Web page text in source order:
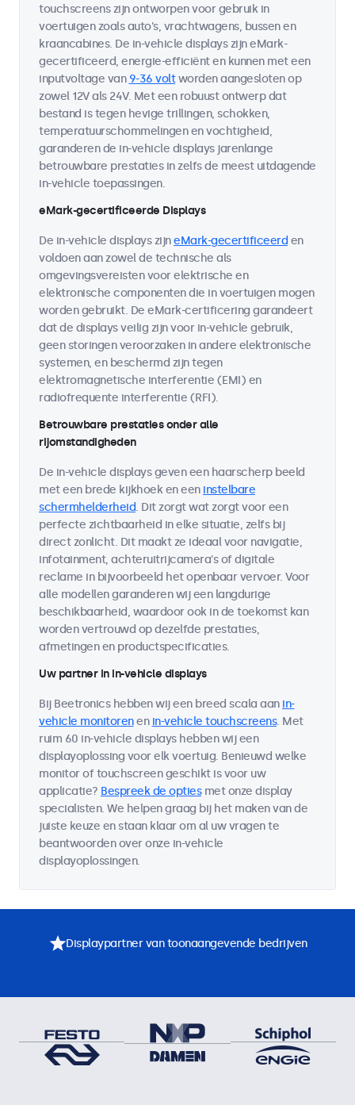
touchscreens zijn ontworpen voor gebruik in
voertuigen zoals auto's, vrachtwagens, bussen en
kraancabines. De in-vehicle displays zijn eMark-
gecertificeerd, energie-efficiënt en kunnen met een
inputvoltage van 9-36 voltworden aangesloten op
zowel 12V als 24V. Met een robuust ontwerp dat
bestand is tegen hevige trillingen, schokken,
temperatuurschommelingen en vochtigheid,
garanderen de in-vehicle displays jarenlange
betrouwbare prestaties in zelfs de meest uitdagende
in-vehicle toepassingen.
eMark-gecertificeerde Displays
De in-vehicle displays zijneMark-gecertificeerd en
voldoen aan zowel de technische als
omgevingsvereisten voor elektrische en
elektronische componenten die in voertuigen mogen
worden gebruikt. De eMark-certificering garandeert
dat de displays veilig zijn voor in-vehicle gebruik,
geen storingen veroorzaken in andere elektronische
systemen, en beschermd zijn tegen
elektromagnetische interferentie (EMI) en
radiofrequente interferentie (RFI).
Betrouwbare prestaties onder alle
rijomstandigheden
De in-vehicle displays geven een haarscherp beeld
met een brede kijkhoek en een instelbare
schermhelderheid. Dit zorgt wat zorgt voor een
perfecte zichtbaarheid in elke situatie, zelfs bij
direct zonlicht. Dit maakt ze ideaal voor navigatie,
infotainment, achteruitrijcamera's of digitale
reclame in bijvoorbeeld het openbaar vervoer. Voor
alle modellen garanderen wij een langdurige
beschikbaarheid, waardoor ook in de toekomst kan
worden vertrouwd op dezelfde prestaties,
afmetingen en productspecificaties.
Uw partner in in-vehicle displays
Bij Beetronics hebben wij een breed scala aan in-
vehicle monitorenen in-vehicle touchscreens. Met
ruim 60 in-vehicle displays hebben wij een
displayoplossing voor elk voertuig. Benieuwd welke
monitor of touchscreen geschikt is voor uw
applicatie? Bespreek de optiesmet onze display
specialisten. We helpen graag bij het maken van de
juiste keuze en staan klaar om al uw vragen te
beantwoorden over onze in-vehicle
displayoplossingen.
Displaypartner van toonaangevende bedrijven